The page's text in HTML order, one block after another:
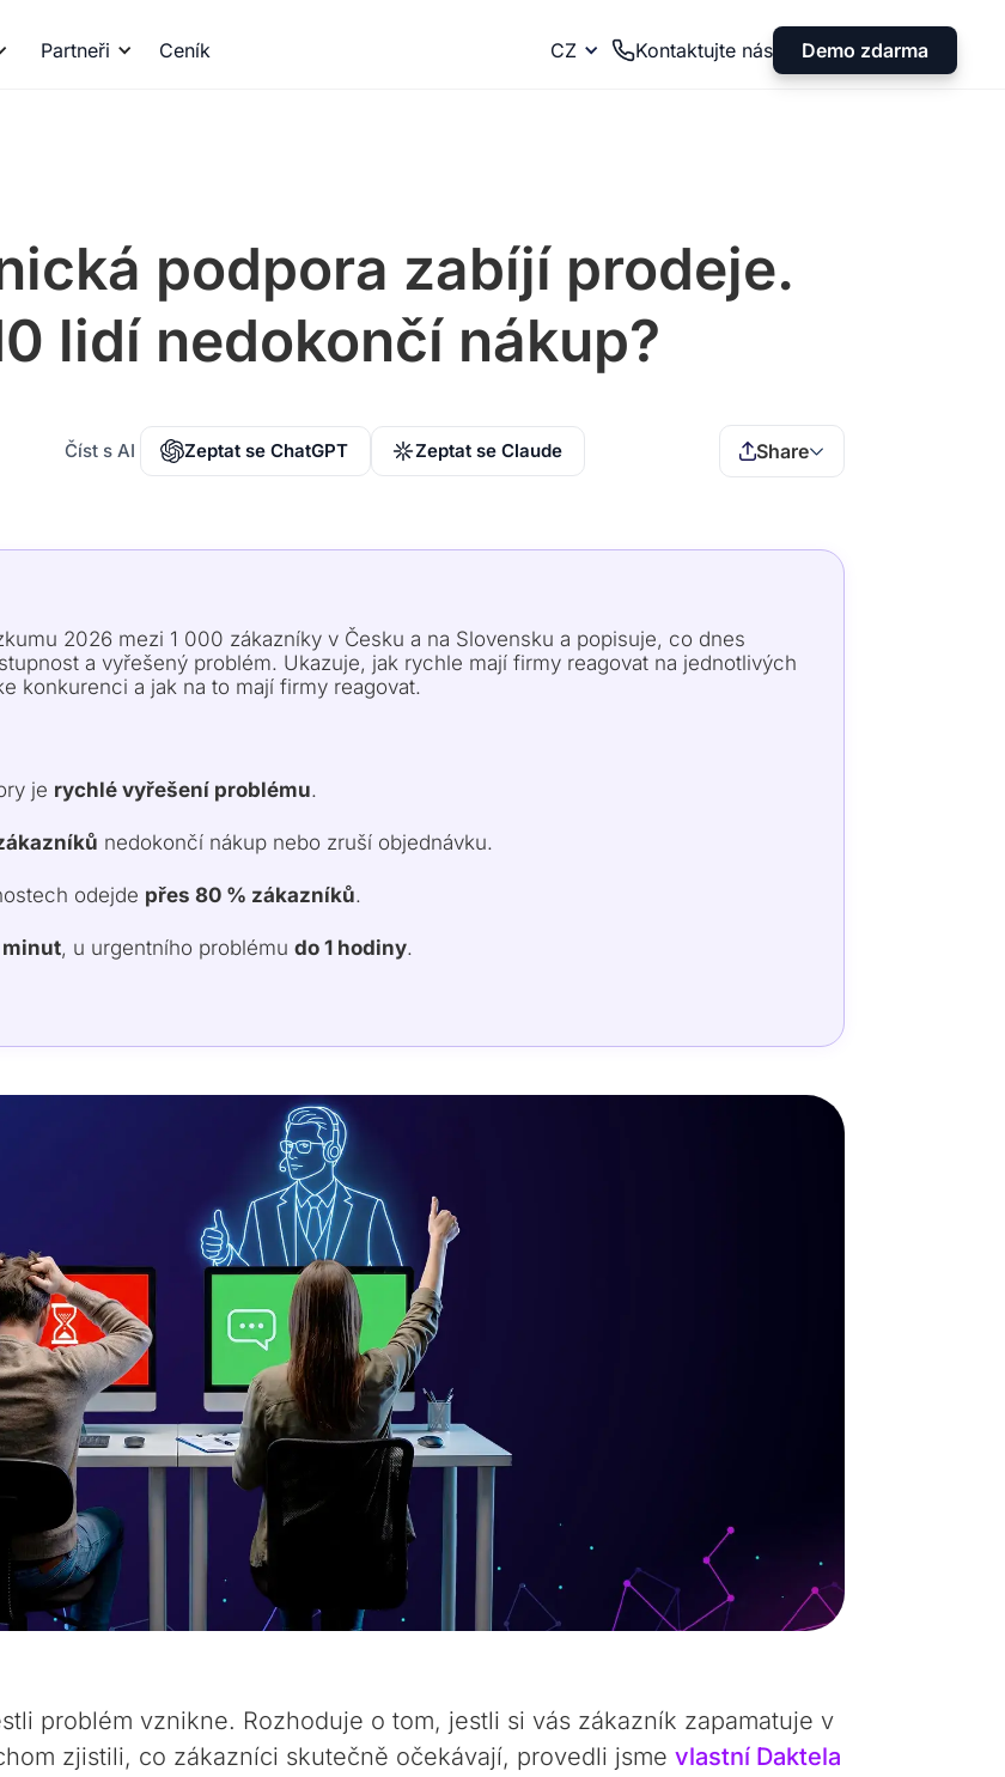
Partneři Ceník CZ Kontaktujte nás Demo zdarma
podpora zabíjí prodeje.
lidí nedokončí nákup?
Číst s AI Zeptat se ChatGPT Zeptat se Claude Share
2026 mezi 1 000 zákazníky v Česku a na Slovensku a popisuje, co dnes
a vyřešený problém. Ukazuje, jak rychle mají firmy reagovat na jednotlivých
konkurenci a jak na to mají firmy reagovat.
je rychlé vyřešení problému.
nedokončí nákup nebo zruší objednávku.
odejde přes 80 % zákazníků.
minut, u urgentního problémudo 1 hodiny.
problém vznikne. Rozhoduje o tom, jestli si vás zákazník zapamatuje v
zjistili, co zákazníci skutečně očekávají, provedli jsmevlastní Daktela